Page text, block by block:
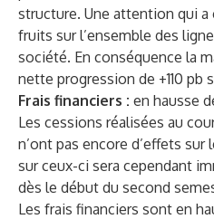
structure. Une attention qui
fruits sur l’ensemble des
société. En conséquence la
nette progression de +110 pb
Frais financiers : en hausse
Les cessions réalisées au
n’ont pas encore d’effets sur
sur ceux-ci sera cependant
dès le début du second
Les frais financiers sont en